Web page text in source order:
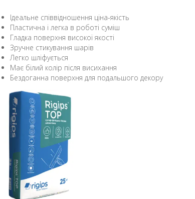
Ідеальне співвідношення ціна-якість
Пластична і легка в роботі суміш
Гладка поверхня високої якості
Зручне стикування шарів
Легко шліфується
Має білий колір після висихання
Бездоганна поверхня для подальшого декору